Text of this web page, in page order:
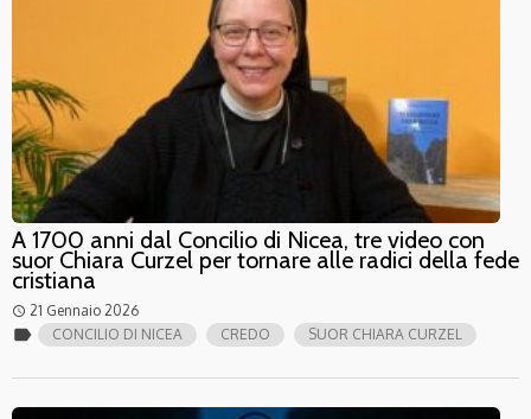
A 1700 anni dal Concilio di Nicea, tre video con
suor Chiara Curzel per tornare alle radici della fede
cristiana
access_time 21 Gennaio 2026
label CONCILIO DI NICEA CREDO SUOR CHIARA CURZEL